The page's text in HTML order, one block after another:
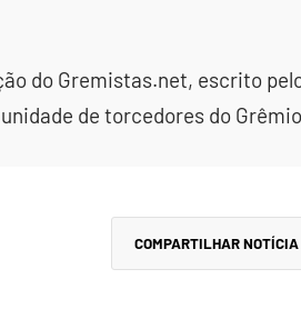
do Gremistas.net, escrito
de torcedores do
COMPARTILHAR NOTÍCIA